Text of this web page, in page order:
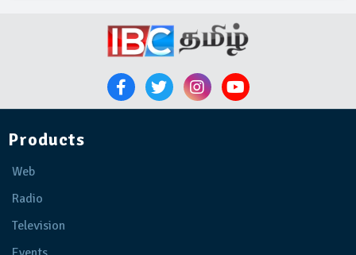
Products
Web
Radio
Television